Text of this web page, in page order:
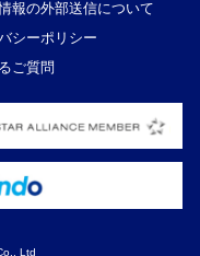
報の外部送信について
シーポリシー
ご質問
Ltd